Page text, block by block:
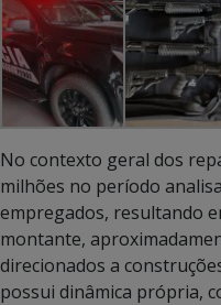
No contexto geral dos
milhões no período
empregados, resultando
montante,
direcionados a
possui dinâmica própria,